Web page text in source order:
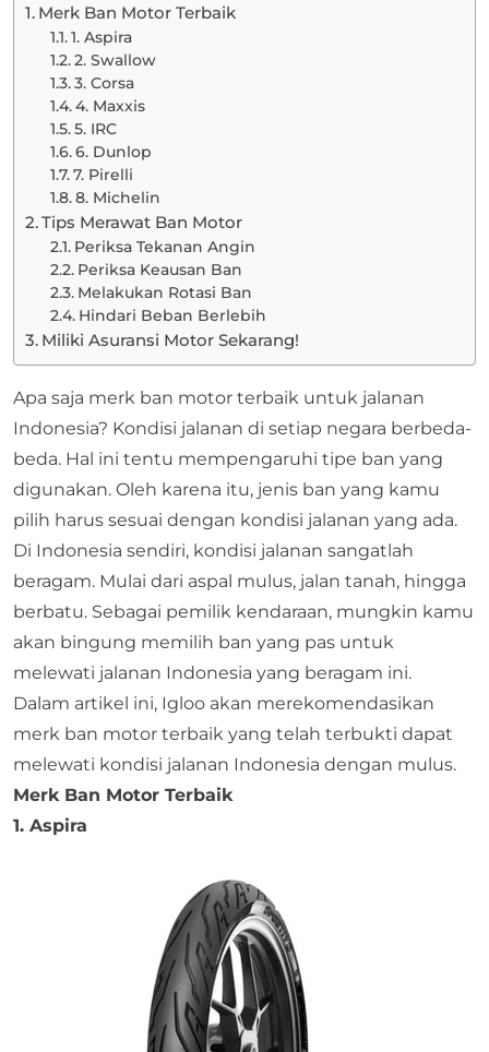
Merk Ban Motor Terbaik
1. Aspira
2. Swallow
3. Corsa
4. Maxxis
5. IRC
6. Dunlop
7. Pirelli
8. Michelin
Tips Merawat Ban Motor
Periksa Tekanan Angin
Periksa Keausan Ban
Melakukan Rotasi Ban
Hindari Beban Berlebih
Miliki Asuransi Motor Sekarang!
Apa saja merk ban motor terbaik untuk jalanan
Indonesia? Kondisi jalanan di setiap negara berbeda-
beda. Hal ini tentu mempengaruhi tipe ban yang
digunakan. Oleh karena itu, jenis ban yang kamu
pilih harus sesuai dengan kondisi jalanan yang ada.
Di Indonesia sendiri, kondisi jalanan sangatlah
beragam. Mulai dari aspal mulus, jalan tanah, hingga
berbatu. Sebagai pemilik kendaraan, mungkin kamu
akan bingung memilih ban yang pas untuk
melewati jalanan Indonesia yang beragam ini.
Dalam artikel ini, Igloo akan merekomendasikan
merk ban motor terbaik yang telah terbukti dapat
melewati kondisi jalanan Indonesia dengan mulus.
Merk Ban Motor Terbaik
1. Aspira